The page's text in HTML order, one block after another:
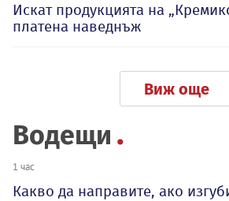
Искат продукцията на
платена наведнъж
Виж още
Водещи
1 час
Какво да направите, ако